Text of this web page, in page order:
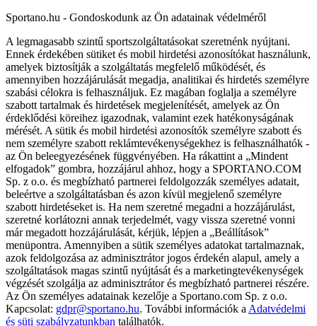
Sportano.hu - Gondoskodunk az Ön adatainak védelméről
A legmagasabb szintű sportszolgáltatásokat szeretnénk nyújtani.
Ennek érdekében sütiket és mobil hirdetési azonosítókat használunk,
amelyek biztosítják a szolgáltatás megfelelő működését, és
amennyiben hozzájárulását megadja, analitikai és hirdetés személyre
szabási célokra is felhasználjuk. Ez magában foglalja a személyre
szabott tartalmak és hirdetések megjelenítését, amelyek az Ön
érdeklődési köreihez igazodnak, valamint ezek hatékonyságának
mérését. A sütik és mobil hirdetési azonosítók személyre szabott és
nem személyre szabott reklámtevékenységekhez is felhasználhatók -
az Ön beleegyezésének függvényében. Ha rákattint a „Mindent
elfogadok” gombra, hozzájárul ahhoz, hogy a SPORTANO.COM
Sp. z o.o. és megbízható partnerei feldolgozzák személyes adatait,
beleértve a szolgáltatásban és azon kívül megjelenő személyre
szabott hirdetéseket is. Ha nem szeretné megadni a hozzájárulást,
szeretné korlátozni annak terjedelmét, vagy vissza szeretné vonni
már megadott hozzájárulását, kérjük, lépjen a „Beállítások”
menüpontra. Amennyiben a sütik személyes adatokat tartalmaznak,
azok feldolgozása az adminisztrátor jogos érdekén alapul, amely a
szolgáltatások magas szintű nyújtását és a marketingtevékenységek
végzését szolgálja az adminisztrátor és megbízható partnerei részére.
Az Ön személyes adatainak kezelője a Sportano.com Sp. z o.o.
Kapcsolat: gdpr@sportano.hu. További információk a Adatvédelmi
és süti szabályzatunkban találhatók.